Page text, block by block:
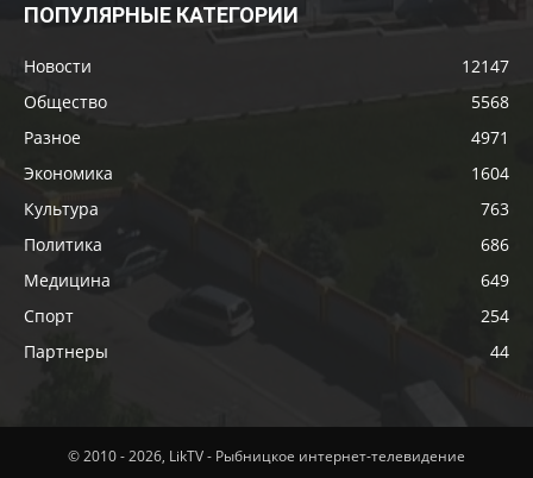
ПОПУЛЯРНЫЕ КАТЕГОРИИ
Новости
12147
Общество
5568
Разное
4971
Экономика
1604
Культура
763
Политика
686
Медицина
649
Спорт
254
Партнеры
44
© 2010 - 2026, LikTV - Рыбницкое интернет-телевидение